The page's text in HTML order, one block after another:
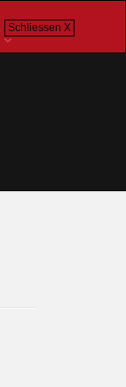
Schliessen X